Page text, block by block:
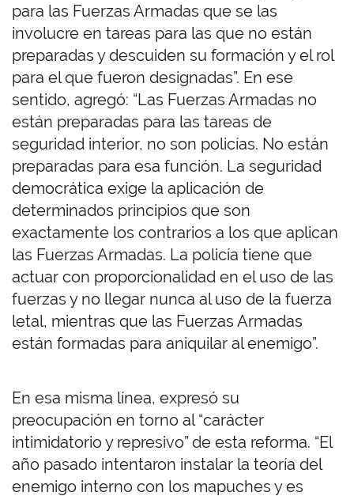
para las Fuerzas Armadas que se las
involucre en tareas para las que no están
preparadas y descuiden su formación y el rol
para el que fueron designadas”. En ese
sentido, agregó: “Las Fuerzas Armadas no
están preparadas para las tareas de
seguridad interior, no son policías. No están
preparadas para esa función. La seguridad
democrática exige la aplicación de
determinados principios que son
exactamente los contrarios a los que aplican
las Fuerzas Armadas. La policía tiene que
actuar con proporcionalidad en el uso de las
fuerzas y no llegar nunca al uso de la fuerza
letal, mientras que las Fuerzas Armadas
están formadas para aniquilar al enemigo”.
En esa misma línea, expresó su
preocupación en torno al “carácter
intimidatorio y represivo” de esta reforma. “El
año pasado intentaron instalar la teoría del
enemigo interno con los mapuches y es